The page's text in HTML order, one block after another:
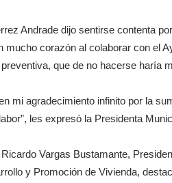
Andrade dijo sentirse contenta
mucho corazón al colaborar con el
preventiva, que de no hacerse haría
mi agradecimiento infinito por la
les expresó la Presidenta
Vargas Bustamante,
y Promoción de Vivienda,